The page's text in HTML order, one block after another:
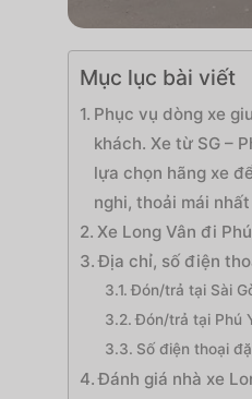
Mục lục bài viết
Phục vụ dòng xe
khách. Xe từ SG –
lựa chọn hãng xe
nghi, thoải mái
Xe Long Vân đi
Địa chỉ, số điện
Đón/trả tại Sài
Đón/trả tại Phú
Số điện thoại
Đánh giá nhà xe